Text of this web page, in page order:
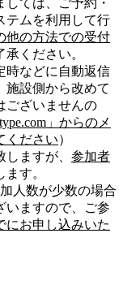
テムを利用して行
他の方法での受付
ください。
時などに自動返信
施設側から改めて
ございませんの
type.com」からのメ
ください）
ますが、 参加者
す。
人数が少数の場合
いますので、ご参
にお申し込みいた